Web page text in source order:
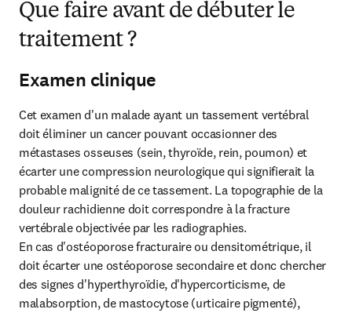
Que faire avant de débuter le
traitement ?
Examen clinique
Cet examen d'un malade ayant un tassement vertébral
doit éliminer un cancer pouvant occasionner des
métastases osseuses (sein, thyroïde, rein, poumon) et
écarter une compression neurologique qui signifierait la
probable malignité de ce tassement. La topographie de la
douleur rachidienne doit correspondre à la fracture
vertébrale objectivée par les radiographies.
En cas d'ostéoporose fracturaire ou densitométrique, il
doit écarter une ostéoporose secondaire et donc chercher
des signes d'hyperthyroïdie, d'hypercorticisme, de
malabsorption, de mastocytose (urticaire pigmenté),